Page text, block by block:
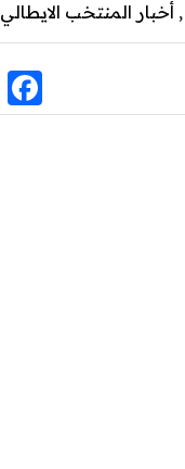
, أخبار المنتخب الايطالي